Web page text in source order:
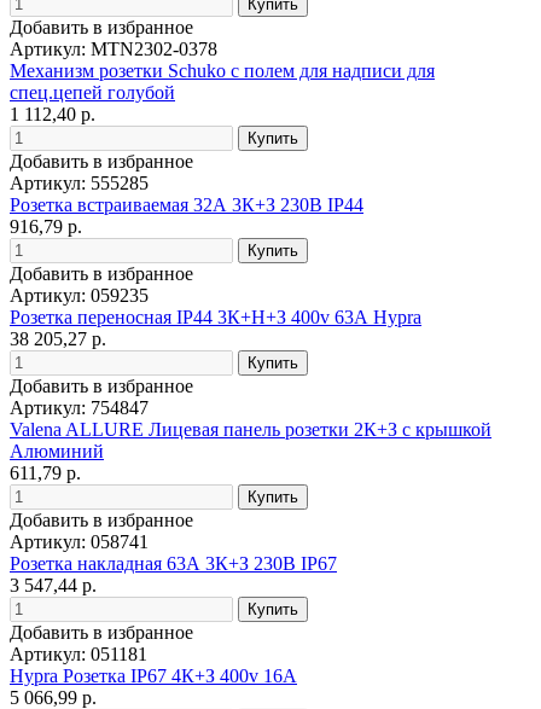
Добавить в избранное
Артикул: MTN2302-0378
Механизм розетки Schuko с полем для надписи для
спец.цепей голубой
1 112,40 р.
Добавить в избранное
Артикул: 555285
Розетка встраиваемая 32А 3К+З 230В IP44
916,79 р.
Добавить в избранное
Артикул: 059235
Розетка переносная IP44 3К+H+З 400v 63А Hypra
38 205,27 р.
Добавить в избранное
Артикул: 754847
Valena ALLURE Лицевая панель розетки 2К+З с крышкой
Алюминий
611,79 р.
Добавить в избранное
Артикул: 058741
Розетка накладная 63А 3К+З 230В IP67
3 547,44 р.
Добавить в избранное
Артикул: 051181
Hypra Розетка IP67 4К+З 400v 16A
5 066,99 р.